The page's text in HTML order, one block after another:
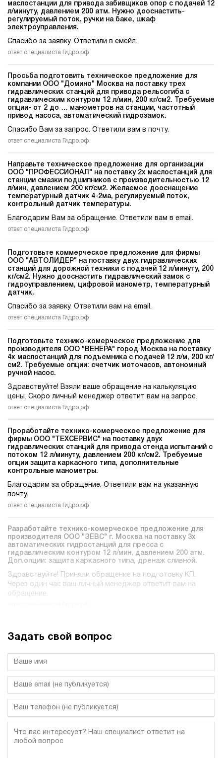
маслостанции для привода забивщиков опор c подачей 12
л/минуту, давлением 200 атм. Нужно дооснастить-
регулируемый поток, ручки на баке, шкаф
электроуправления.
Спасибо за заявку. Ответили в емейл.
ответ специалиста Гидро.рф
Просьба подготовить техническое предложение для
компании ООО "Домино" Москва на поставку трех
гидравлических станций для привода рельсогиба c
гидравлическим контуром 12 л/мин, 200 кг/см2. Требуемые
опции- от 2 до … манометров на станции, частотный
привод насоса, автоматический гидрозамок.
Спасибо Вам за запрос. Ответили вам в почту.
ответ специалиста Гидро.рф
Направьте техническое предложение для организации
ООО "ПРОФЕССИОНАЛ" на поставку 2х маслостанций для
станции смазки подшипников c производительностью 12
л/мин, давлением 200 кг/см2. Желаемое дооснащение
температурный датчик 4-2ма, регулируемый поток,
контрольный датчик температуры.
Благодарим Вам за обращение. Ответили вам в email.
ответ специалиста Гидро.рф
Подготовьте коммерческое предложение для фирмы
ООО "АВТОЛИДЕР" на поставку двух гидравлических
станций для дорожной техники c подачей 12 л/минуту, 200
кг/см2. Нужно дооснастить гидравлический замок с
гидроуправлением, цифровой манометр, температурный
датчик.
Спасибо за заявку. Ответили вам на email.
ответ специалиста Гидро.рф
Подготовьте технико-комерческое предложение для
производителя ООО "ВЕНЕРА" город Москва на поставку
4х маслостанций для подъемника c подачей 12 л/м, 200 кг/
см2. Требуемые опции: счетчик моточасов, автономный
ручной насос.
Здравствуйте! Взяли ваше обращение на калькуляцию
цены. Скоро личный менеджер ответит вам на запрос.
ответ специалиста Гидро.рф
Проработайте технико-комерческое предложение для
фирмы ООО "ТЕХСЕРВИС" на поставку двух
гидравлических станций для привода стенда испытаний c
потоком 12 л/минуту, давлением 200 кг/см2. Требуемые
опции защита каркасного типа, дополнительные
контрольные манометры.
Благодарим за обращение. Ответили вам на указанную
почту.
ответ специалиста Гидро.рф
Разработайте технико-комерческое предложение для
производителя ООО "ЗЕВС" г. Москва на поставку 3х
автоматических гидростанций для пресса c
гидравлическим контуром 12 л/мин, давлением 200 атм.
Доп.опции: защита каркасного типа, дренаж сливной.
Здравствуйте! Приняли обращение на подготовку КП.
Через один час ваш личный менеджер ответит вам на
обращение.
Задать свой вопрос